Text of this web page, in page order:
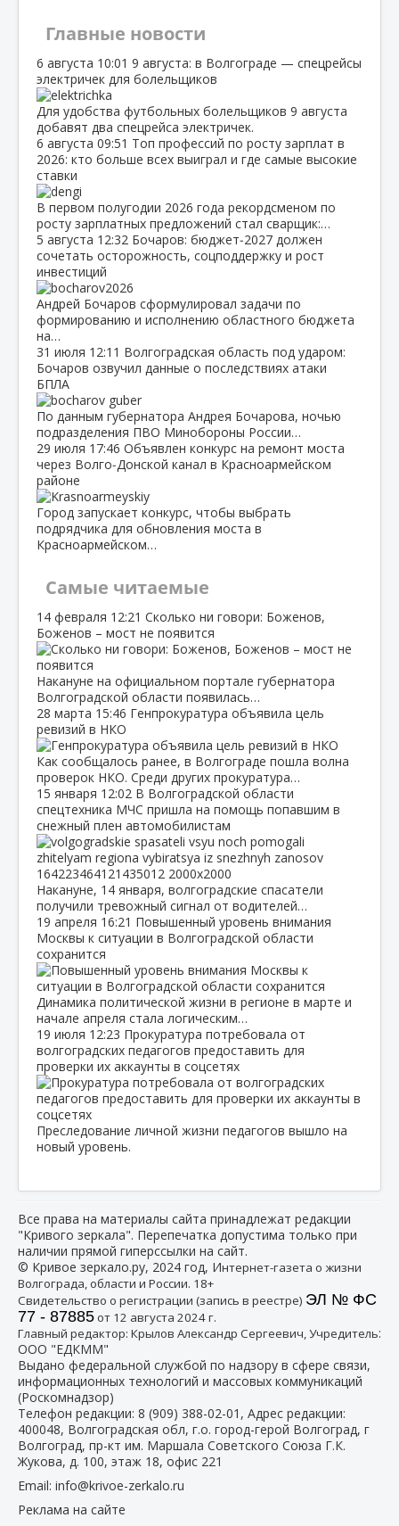
Главные новости
6 августа 10:01 9 августа: в Волгограде — спецрейсы
электричек для болельщиков
Для удобства футбольных болельщиков 9 августа
добавят два спецрейса электричек.
6 августа 09:51 Топ профессий по росту зарплат в
2026: кто больше всех выиграл и где самые высокие
ставки
В первом полугодии 2026 года рекордсменом по
росту зарплатных предложений стал сварщик:…
5 августа 12:32 Бочаров: бюджет‑2027 должен
сочетать осторожность, соцподдержку и рост
инвестиций
Андрей Бочаров сформулировал задачи по
формированию и исполнению областного бюджета
на…
31 июля 12:11 Волгоградская область под ударом:
Бочаров озвучил данные о последствиях атаки
БПЛА
По данным губернатора Андрея Бочарова, ночью
подразделения ПВО Минобороны России…
29 июля 17:46 Объявлен конкурс на ремонт моста
через Волго‑Донской канал в Красноармейском
районе
Город запускает конкурс, чтобы выбрать
подрядчика для обновления моста в
Красноармейском…
Самые читаемые
14 февраля 12:21 Сколько ни говори: Боженов,
Боженов – мост не появится
Накануне на официальном портале губернатора
Волгоградской области появилась…
28 марта 15:46 Генпрокуратура объявила цель
ревизий в НКО
Как сообщалось ранее, в Волгограде пошла волна
проверок НКО. Среди других прокуратура…
15 января 12:02 В Волгоградской области
спецтехника МЧС пришла на помощь попавшим в
снежный плен автомобилистам
Накануне, 14 января, волгоградские спасатели
получили тревожный сигнал от водителей…
19 апреля 16:21 Повышенный уровень внимания
Москвы к ситуации в Волгоградской области
сохранится
Динамика политической жизни в регионе в марте и
начале апреля стала логическим…
19 июля 12:23 Прокуратура потребовала от
волгоградских педагогов предоставить для
проверки их аккаунты в соцсетях
Преследование личной жизни педагогов вышло на
новый уровень.
Все права на материалы сайта принадлежат редакции
"Кривого зеркала". Перепечатка допустима только при
наличии прямой гиперссылки на сайт.
© Кривое зеркало.ру, 2024 год, Интернет-газета о жизни
Волгограда, области и России. 18+
Свидетельство о регистрации (запись в реестре) ЭЛ № ФС
77 - 87885от 12 августа 2024 г.
Главный редактор: Крылов Александр Сергеевич, Учредитель:
ООО "ЕДКММ"
Выдано федеральной службой по надзору в сфере связи,
информационных технологий и массовых коммуникаций
(Роскомнадзор)
Телефон редакции: 8 (909) 388-02-01 , Адрес редакции:
400048, Волгоградская обл, г.о. город-герой Волгоград, г
Волгоград, пр-кт им. Маршала Советского Союза Г.К.
Жукова, д. 100, этаж 18, офис 221
Email: info@krivoe-zerkalo.ru
Реклама на сайте